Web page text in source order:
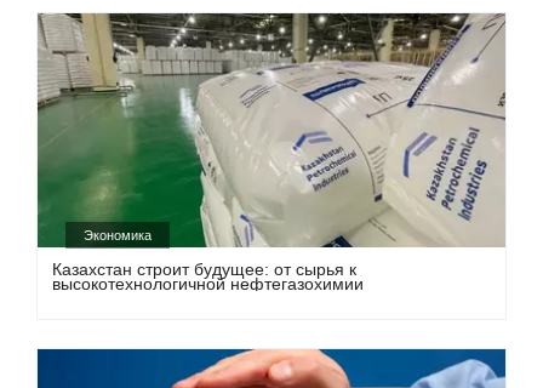
Экономика
Казахстан строит будущее: от сырья к
высокотехнологичной нефтегазохимии